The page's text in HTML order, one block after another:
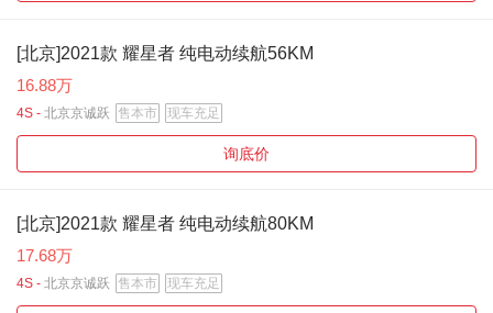
[北京]2021款 耀星者 纯电动续航56KM
16.88万
4S - 北京京诚跃 售本市 现车充足
询底价
[北京]2021款 耀星者 纯电动续航80KM
17.68万
4S - 北京京诚跃 售本市 现车充足